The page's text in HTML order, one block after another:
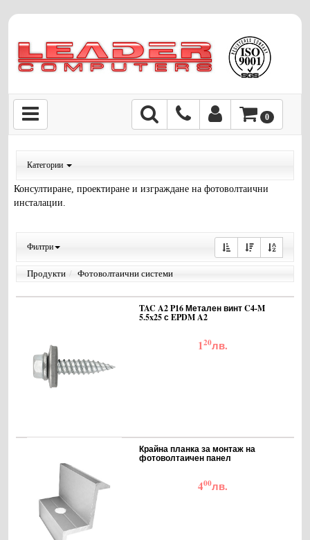
0
Категории
Консултиране, проектиране и изграждане на фотоволтаични
инсталации.
Филтри
Продукти Фотоволтаични системи
TAC A2 P16 Метален винт C4-M
5.5x25 с EPDM A2
120лв.
Крайна планка за монтаж на
фотоволтаичен панел
400лв.